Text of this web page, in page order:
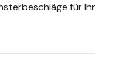
für Ihr